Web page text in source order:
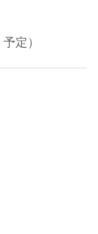
定）